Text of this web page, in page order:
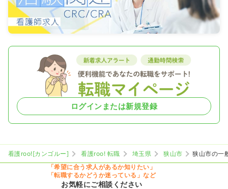
ログインまたは新規登録
看護roo![カンゴルー] 看護roo! 転職 埼玉県 狭山市
狭山市の一
「希望に合う求人があるか知りたい」
「転職するかどうか迷っている」など
お気軽にご相談ください